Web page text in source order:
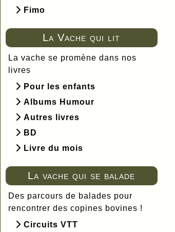
Fimo
La Vache qui lit
La vache se promène dans nos
livres
Pour les enfants
Albums Humour
Autres livres
BD
Livre du mois
La vache qui se balade
Des parcours de balades pour
rencontrer des copines bovines !
Circuits VTT